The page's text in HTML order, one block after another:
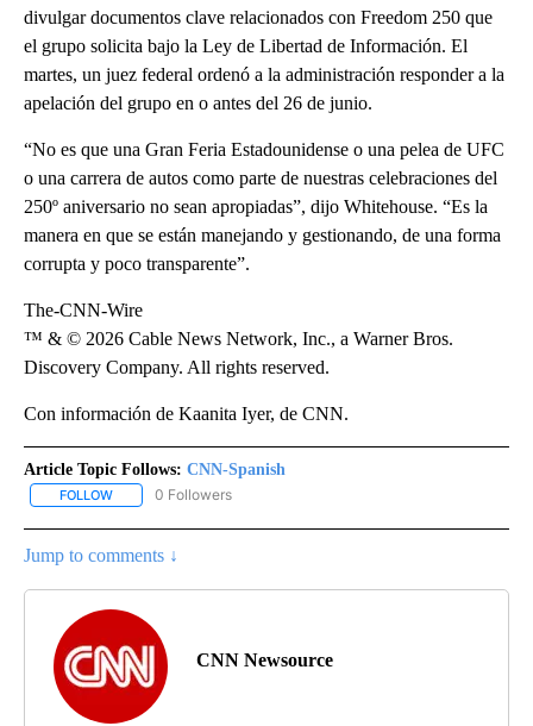
divulgar documentos clave relacionados con Freedom 250 que
el grupo solicita bajo la Ley de Libertad de Información. El
martes, un juez federal ordenó a la administración responder a la
apelación del grupo en o antes del 26 de junio.
“No es que una Gran Feria Estadounidense o una pelea de UFC
o una carrera de autos como parte de nuestras celebraciones del
250º aniversario no sean apropiadas”, dijo Whitehouse. “Es la
manera en que se están manejando y gestionando, de una forma
corrupta y poco transparente”.
The-CNN-Wire
™ & © 2026 Cable News Network, Inc., a Warner Bros.
Discovery Company. All rights reserved.
Con información de Kaanita Iyer, de CNN.
Article Topic Follows: CNN-Spanish
FOLLOW FOLLOW "CNN-SPANISH" TO RECEIVE NOTIFICATIONS ABOUT
0 Followers
Jump to comments ↓
CNN Newsource